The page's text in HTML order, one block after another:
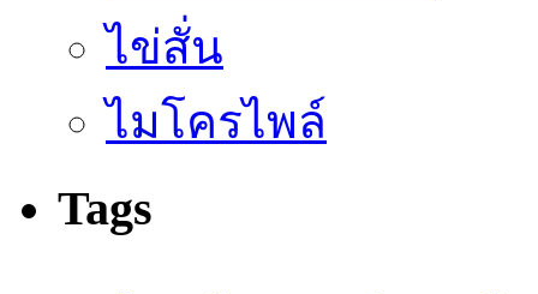
ไข่สั่น
ไมโครไพล์
Tags